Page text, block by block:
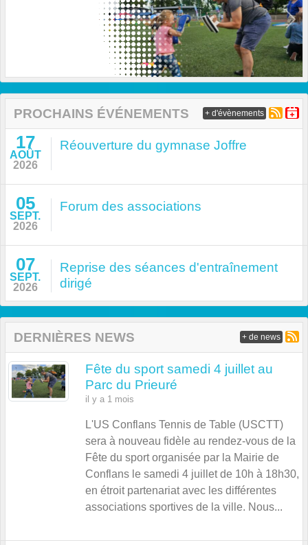
Next
PROCHAINS ÉVÉNEMENTS
17
AOÛT
2026
Réouverture du gymnase Joffre
05
SEPT.
2026
Forum des associations
07
SEPT.
2026
Reprise des séances d'entraînement
dirigé
+ d'évènements
DERNIÈRES NEWS
Fête du sport samedi 4 juillet au
Parc du Prieuré
il y a 1 mois
L'US Conflans Tennis de Table (USCTT)
sera à nouveau fidèle au rendez-vous de la
Fête du sport organisée par la Mairie de
Conflans le samedi 4 juillet de 10h à 18h30,
en étroit partenariat avec les différentes
associations sportives de la ville. Nous...
+ de news